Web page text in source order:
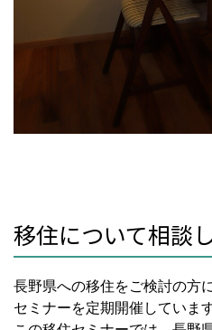
移住について相談
長野県への移住をご検討の方
セミナーを定期開催しています